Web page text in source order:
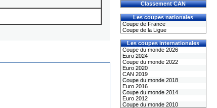
Classement CAN
Les coupes nationales
Coupe de France
Coupe de la Ligue
Les coupes internationales
Coupe du monde 2026
Euro 2024
Coupe du monde 2022
Euro 2020
CAN 2019
Coupe du monde 2018
Euro 2016
Coupe du monde 2014
Euro 2012
Coupe du monde 2010